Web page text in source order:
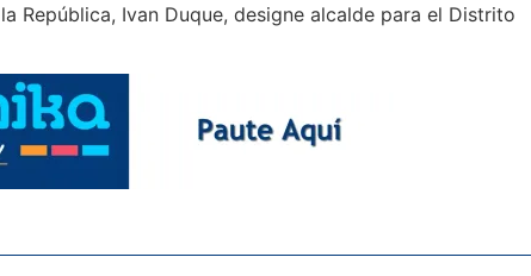
República, Ivan Duque, designe alcalde para el Distrito